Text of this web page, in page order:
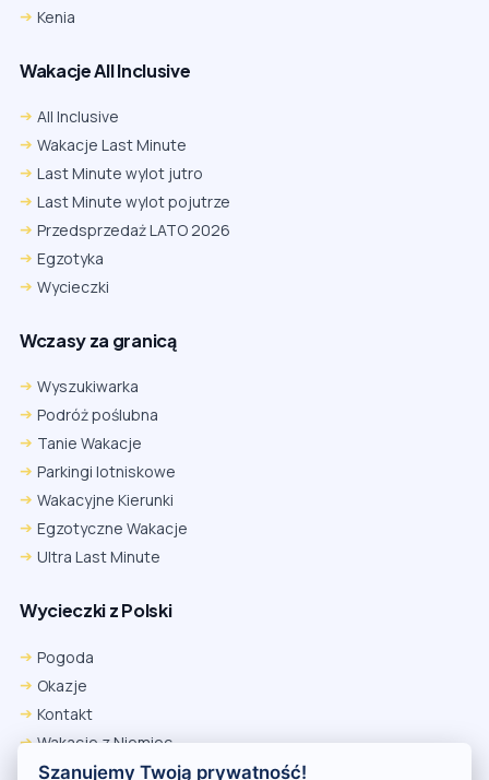
Kenia
Wakacje All Inclusive
All Inclusive
Wakacje Last Minute
Last Minute wylot jutro
Last Minute wylot pojutrze
Przedsprzedaż LATO 2026
Egzotyka
Wycieczki
Wczasy za granicą
Wyszukiwarka
Podróż poślubna
Tanie Wakacje
Parkingi lotniskowe
Wakacyjne Kierunki
Egzotyczne Wakacje
Ultra Last Minute
Wycieczki z Polski
Pogoda
Okazje
Kontakt
Wakacje z Niemiec
Polityka Prywatności
Firefox
Ustawienia → Prywatność i bezpieczeństwo → Pliki cookie innych
firm → ustaw „Zezwalaj”.
Na czas rezerwacji nie blokuj cookies i śledzenia dla tej witryny.
Szanujemy Twoją prywatność!